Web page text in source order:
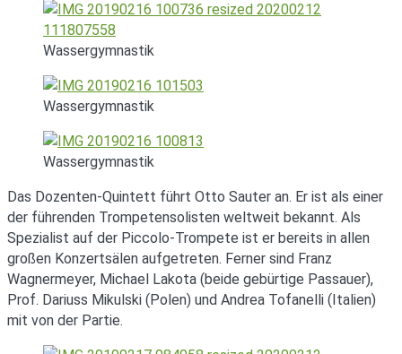
Wassergymnastik
Wassergymnastik
Wassergymnastik
Das Dozenten-Quintett führt Otto Sauter an. Er ist als einer
der führenden Trompetensolisten weltweit bekannt. Als
Spezialist auf der Piccolo-Trompete ist er bereits in allen
großen Konzertsälen aufgetreten. Ferner sind Franz
Wagnermeyer, Michael Lakota (beide gebürtige Passauer),
Prof. Dariuss Mikulski (Polen) und Andrea Tofanelli (Italien)
mit von der Partie.